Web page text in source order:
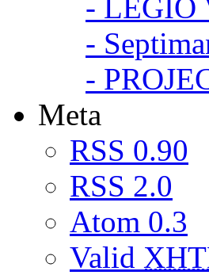
- LEGIO
-
-
Meta
RSS 0.90
RSS 2.0
Atom 0.3
Valid